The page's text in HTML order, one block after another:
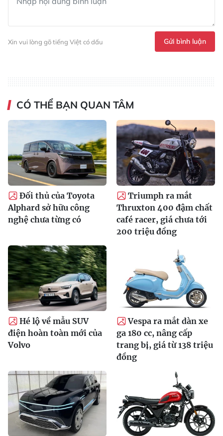
Xin vui lòng gõ tiếng Việt có dấu Gửi bình luận
CÓ THỂ BẠN QUAN TÂM
Đối thủ của Toyota
Alphard sở hữu công
nghệ chưa từng có
Triumph ra mắt
Thruxton 400 đậm chất
café racer, giá chưa tới
200 triệu đồng
Hé lộ về mẫu SUV
điện hoàn toàn mới của
Volvo
Vespa ra mắt dàn xe
ga 180 cc, nâng cấp
trang bị, giá từ 138 triệu
đồng